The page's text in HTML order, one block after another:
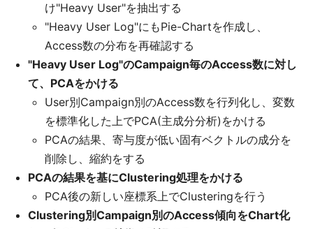
け"Heavy User"を抽出する
"Heavy User Log"にもPie-Chartを作成し、
Access数の分布を再確認する
"Heavy User Log"のCampaign毎のAccess数に対し
て、PCAをかける
User別Campaign別のAccess数を行列化し、変数
を標準化した上でPCA(主成分分析)をかける
PCAの結果、寄与度が低い固有ベクトルの成分を
削除し、縮約をする
PCAの結果を基にClustering処理をかける
PCA後の新しい座標系上でClusteringを行う
Clustering別Campaign別のAccess傾向をChart化